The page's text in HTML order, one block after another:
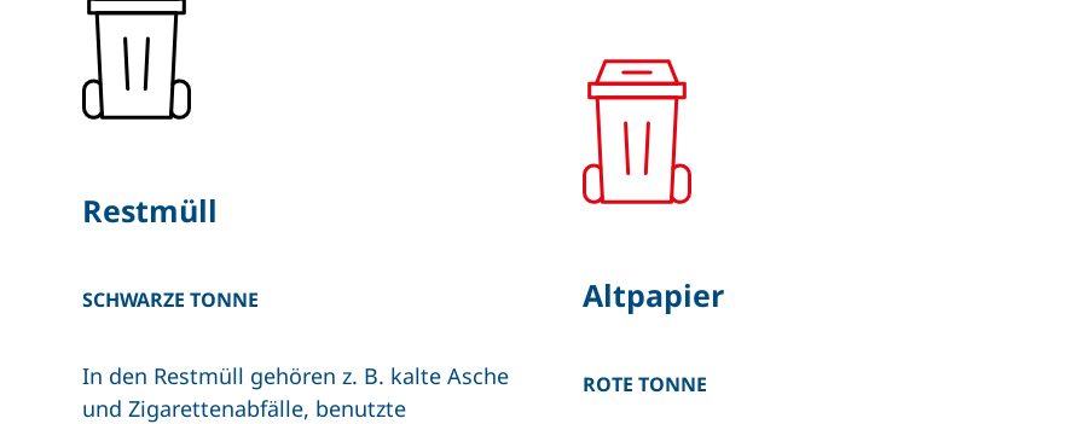
Restmüll
SCHWARZE TONNE
In den Restmüll gehören z. B. kalte Asche
und Zigarettenabfälle, benutzte
Altpapier
ROTE TONNE